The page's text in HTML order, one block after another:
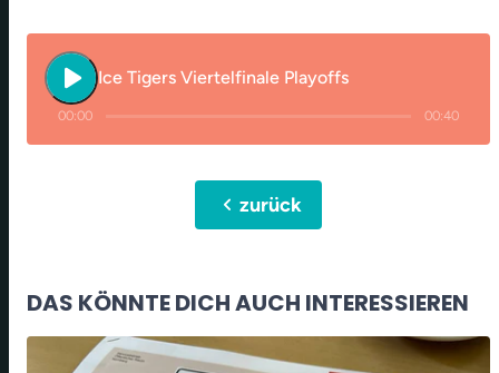
play_arrow Ice Tigers Viertelfinale Playoffs
00:00 00:40
chevron_leftzurück
DAS KÖNNTE DICH AUCH INTERESSIEREN